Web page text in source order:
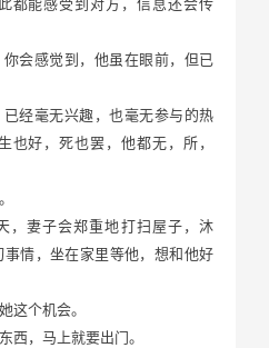
会感觉到，他虽在眼前，但已
经毫无兴趣，也毫无参与的热
好，死也罢，他都无，所，
，妻子会郑重地打扫屋子，沐
情，坐在家里等他，想和他好
这个机会。
西，马上就要出门。